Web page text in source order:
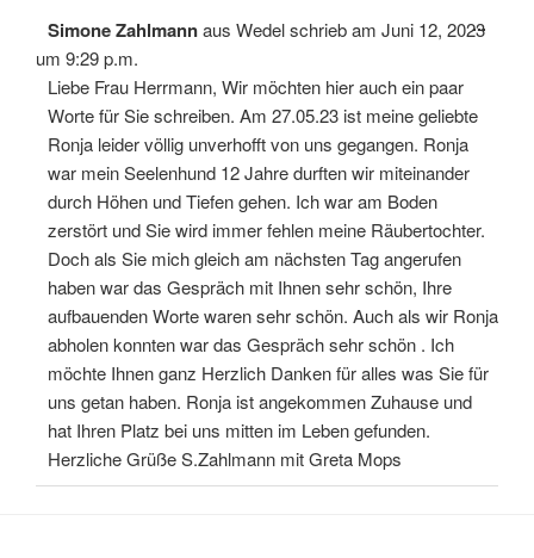
Simone Zahlmannaus Wedelschrieb am Juni 12, 2023
um 9:29 p.m.
Liebe Frau Herrmann, Wir möchten hier auch ein paar
Worte für Sie schreiben. Am 27.05.23 ist meine geliebte
Ronja leider völlig unverhofft von uns gegangen. Ronja
war mein Seelenhund 12 Jahre durften wir miteinander
durch Höhen und Tiefen gehen. Ich war am Boden
zerstört und Sie wird immer fehlen meine Räubertochter.
Doch als Sie mich gleich am nächsten Tag angerufen
haben war das Gespräch mit Ihnen sehr schön, Ihre
aufbauenden Worte waren sehr schön. Auch als wir Ronja
abholen konnten war das Gespräch sehr schön . Ich
möchte Ihnen ganz Herzlich Danken für alles was Sie für
uns getan haben. Ronja ist angekommen Zuhause und
hat Ihren Platz bei uns mitten im Leben gefunden.
Herzliche Grüße S.Zahlmann mit Greta Mops
...